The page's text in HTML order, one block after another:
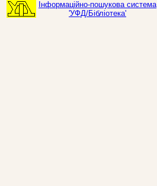
Інформаційно-пошукова система
'УФД/Бібліотека'